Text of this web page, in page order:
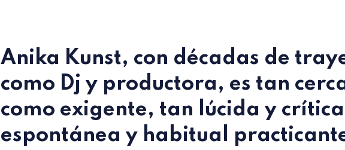
Anika Kunst, con décadas de
como Dj y productora, es tan
como exigente, tan lúcida y
espontánea y habitual